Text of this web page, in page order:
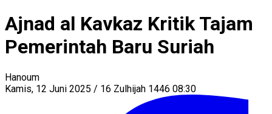
Ajnad al Kavkaz Kritik Tajam
Pemerintah Baru Suriah
Hanoum
Kamis, 12 Juni 2025 / 16 Zulhijah 1446 08:30